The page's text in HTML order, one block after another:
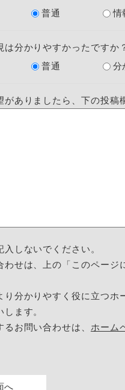
普通 情
分かりやすかったですか
普通 分
ありましたら、下の投稿
しないでください。
せは、上の「このページ
分かりやすく役に立つホ
ます。
お問い合わせは、 ホーム